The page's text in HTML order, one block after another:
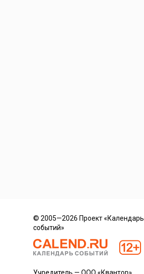
© 2005—2026 Проект «Календарь
событий»